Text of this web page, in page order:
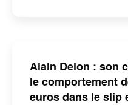
Alain Delon : son
le comportement
euros dans le slip